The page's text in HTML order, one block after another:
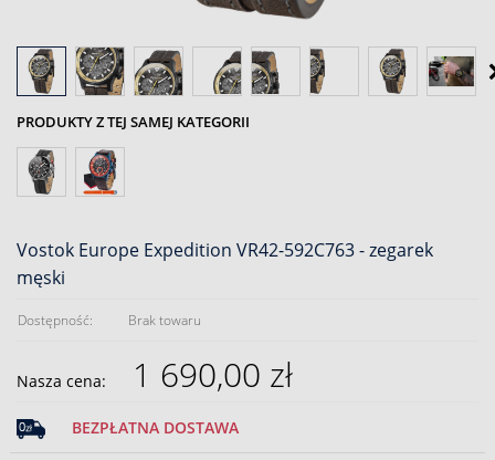
PRODUKTY Z TEJ SAMEJ KATEGORII
Vostok Europe Expedition VR42-592C763 - zegarek
męski
Dostępność: Brak towaru
Nasza cena: 1 690,00 zł
BEZPŁATNA DOSTAWA